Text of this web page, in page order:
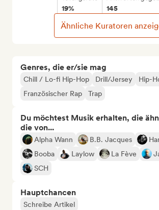
Genres, die er/sie mag
Chill / Lo-fi Hip-Hop Drill/Jersey
Hip-
Französischer Rap
Trap
Du möchtest Musik erhalten, die
die von...
Alpha Wann B.B. Jacques
Booba
Laylow La Fève
SCH
Hauptchancen
Schreibe Artikel
19% 145
Ähnliche Kuratoren